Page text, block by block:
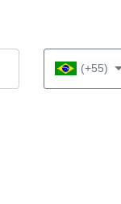
(+55)